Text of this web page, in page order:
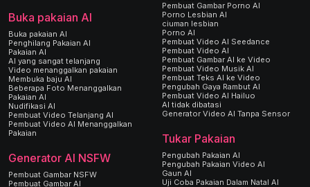
Buka pakaian AI
Buka pakaian AI
Penghilang Pakaian AI
Pakaian AI
AI yang sangat telanjang
Video menanggalkan pakaian
Membuka baju AI
Beberapa Foto Menanggalkan
Pakaian AI
Nudifikasi AI
Pembuat Video Telanjang AI
Pembuat Video AI Menanggalkan
Pakaian
Generator AI NSFW
Pembuat Gambar NSFW
Pembuat Gambar AI
Pembuat Gambar Porno AI
Porno Lesbian AI
ciuman lesbian
Porno AI
Pembuat Video AI Seedance
Pembuat Video AI
Pembuat Gambar AI ke Video
Pembuat Video Musik AI
Pembuat Teks AI ke Video
Pengubah Gaya Rambut AI
Pembuat Video AI Hailuo
AI tidak dibatasi
Generator Video AI Tanpa Sensor
Tukar Pakaian
Pengubah Pakaian AI
Pengubah Pakaian Video AI
Gaun AI
Uji Coba Pakaian Dalam Natal AI